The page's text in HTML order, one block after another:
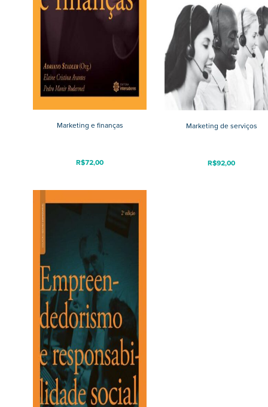
Marketing e finanças
R$72,00
Marketing de serviços
R$92,00